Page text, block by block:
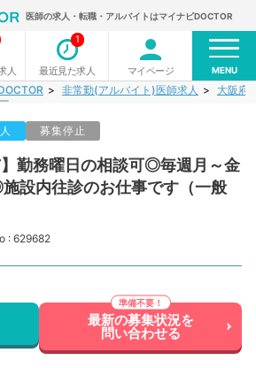
医師の求人・転職・アルバイトはマイナビDOCTOR
人 最近見た求人
1
マイページ MENU
非常勤(アルバイト)医師求人 大阪府
募集停止
】勤務曜日の相談可◎毎週月～金
設内往診のお仕事です（一般
: 629682
最新の募集状況を
問い合わせる